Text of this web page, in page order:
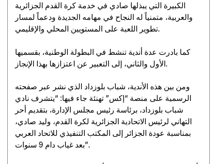
الكبيرة التي يبذلها صادي في خدمة كرة القدم الجزائرية
والعربية، متمنياً له النجاح في مهامه الجديدة ودعماً لمسار
تطوير اللعبة على المستويين المحلي والإقليمي.
كما بادرت عدة أندية تنشط في البطولة الوطنية، بقسميها
الأول والثاني، إلى التعبير عن اعتزازها بهذا الإنجاز.
ومن بين هذه الأندية، شباب بلوزداد الذي نشر عبر صفحته
الرسمية على منصة “إكس” تهنئة جاء فيها: “يتشرف نادي
شباب بلوزداد، برئاسة رئيس مجلس الإدارة، بتقديم أحر
التهاني لرئيس الاتحادية الجزائرية لكرة القدم، وليد صادي،
بمناسبة عودة الجزائر إلى المكتب التنفيذي للاتحاد العربي
بعد غياب دام 9 سنوات”.